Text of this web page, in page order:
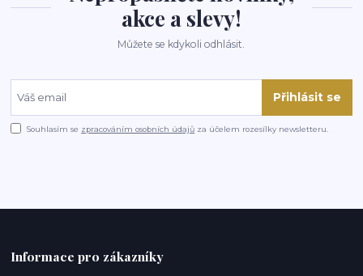
akce a slevy!
Můžete se kdykoli odhlásit.
Přihlásit se
Souhlasím se zpracováním osobních údajů za účelem rozesílky newsletteru.
Informace pro zákazníky